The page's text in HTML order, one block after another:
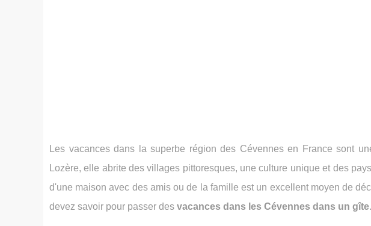
Les vacances dans la superbe région des Cévennes en France sont
Lozère, elle abrite des villages pittoresques, une culture unique et des
d'une maison avec des amis ou de la famille est un excellent moyen de
devez savoir pour passer des vacances dans les Cévennes dans un gîte.